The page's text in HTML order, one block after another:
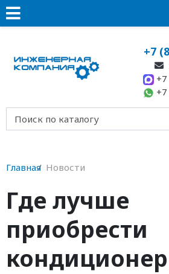
+7
Главная Новости
Где лучше
приобрести
кондиционер